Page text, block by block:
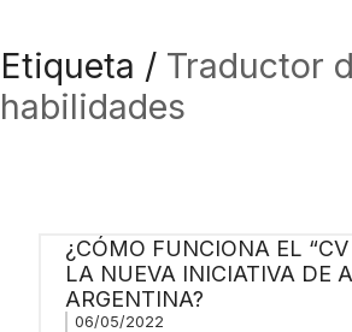
Etiqueta / Traductor
habilidades
¿CÓMO FUNCIONA EL “CV
LA NUEVA INICIATIVA DE
ARGENTINA?
06/05/2022